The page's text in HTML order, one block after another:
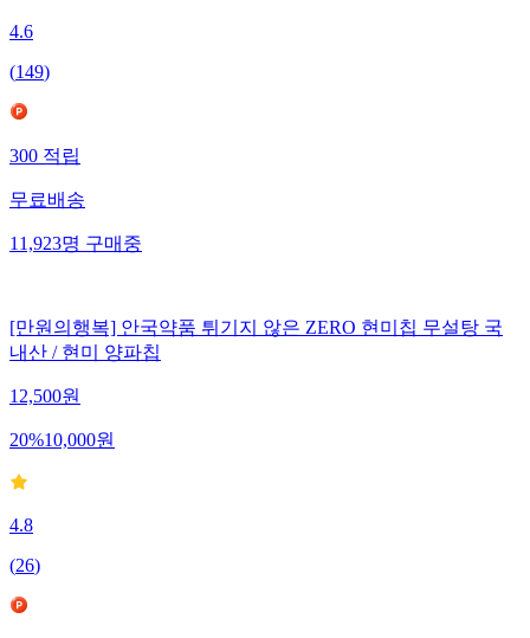
4.6
(149)
300 적립
무료배송
11,923명 구매중
[만원의행복] 안국약품 튀기지 않은 ZERO 현미칩 무설탕 국
내산 / 현미 양파칩
12,500원
20%10,000원
4.8
(26)